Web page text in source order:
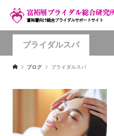
ブライダルスパ
ブログ ブライダルスパ